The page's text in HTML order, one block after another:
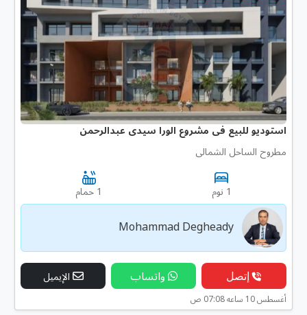
استوديو للبيع فى مشروع الورا سيدى عبدالرحمن
مطروح الساحل الشمالى
1 نوم 1 حمام
Mohammad Degheady
إتصل واتساب الإيميل
أغسطس 10 ساعه 07:08 ص